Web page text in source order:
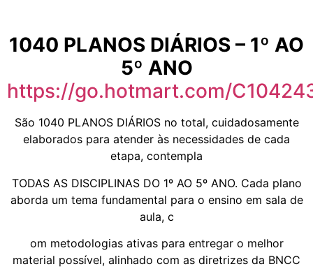
1040 PLANOS DIÁRIOS – 1º AO
5º ANO
https://go.hotmart.com/
São 1040 PLANOS DIÁRIOS no total, cuidadosamente
elaborados para atender às necessidades de cada
etapa, contempla
TODAS AS DISCIPLINAS DO 1º AO 5º ANO. Cada plano
aborda um tema fundamental para o ensino em sala de
aula, c
om metodologias ativas para entregar o melhor
material possível, alinhado com as diretrizes da BNCC